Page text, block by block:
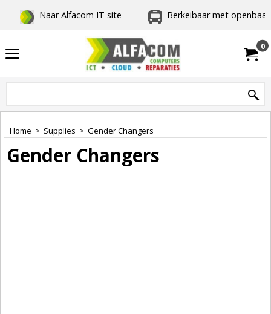
Naar Alfacom IT site Berkeibaar met
0
Home > Supplies > Gender Changers
Gender Changers